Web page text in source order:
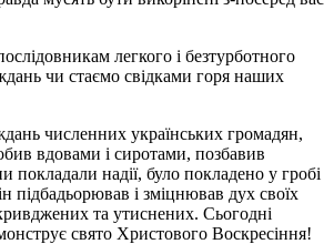
легкого і безтурботного
чи стаємо свідками горя наших
численних українських громадян,
вдовами і сиротами, позбавив
покладали надії, було покладено у гробі
підбадьорював і зміцнював дух своїх
та утиснених. Сьогодні
свято Христового Воскресіння!